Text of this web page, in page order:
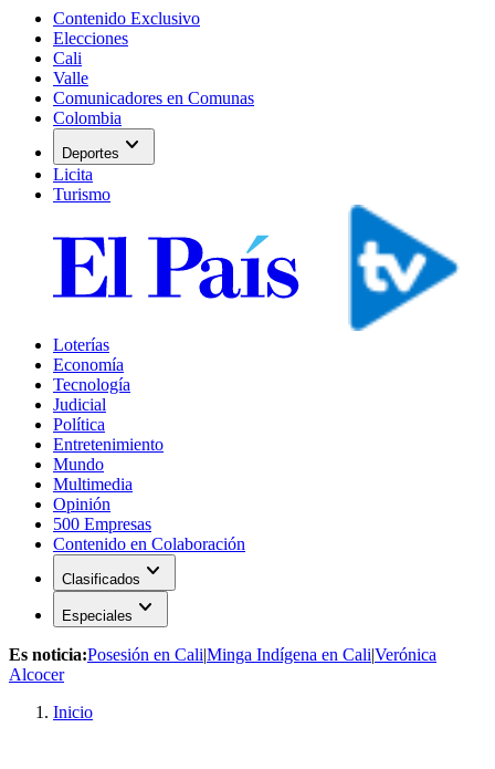
Contenido Exclusivo
Elecciones
Cali
Valle
Comunicadores en Comunas
Colombia
Deportes expand_more
Licita
Turismo
Loterías
Economía
Tecnología
Judicial
Política
Entretenimiento
Mundo
Multimedia
Opinión
500 Empresas
Contenido en Colaboración
Clasificados expand_more
Especiales expand_more
Es noticia:Posesión en Cali|Minga Indígena en Cali|Verónica
Alcocer
Inicio